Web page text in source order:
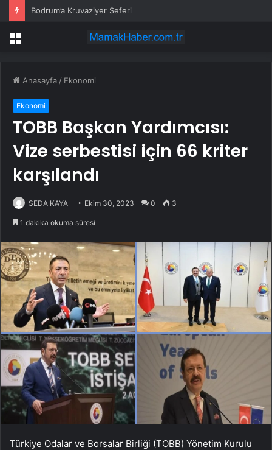
Bodrum’a Kruvaziyer Seferi
Menü
Anasayfa / Ekonomi
Ekonomi
TOBB Başkan Yardımcısı:
Vize serbestisi için 66 kriter
karşılandı
SEDA KAYA Ekim 30, 2023 0 3
1 dakika okuma süresi
Türkiye Odalar ve Borsalar Birliği (TOBB) Yönetim Kurulu